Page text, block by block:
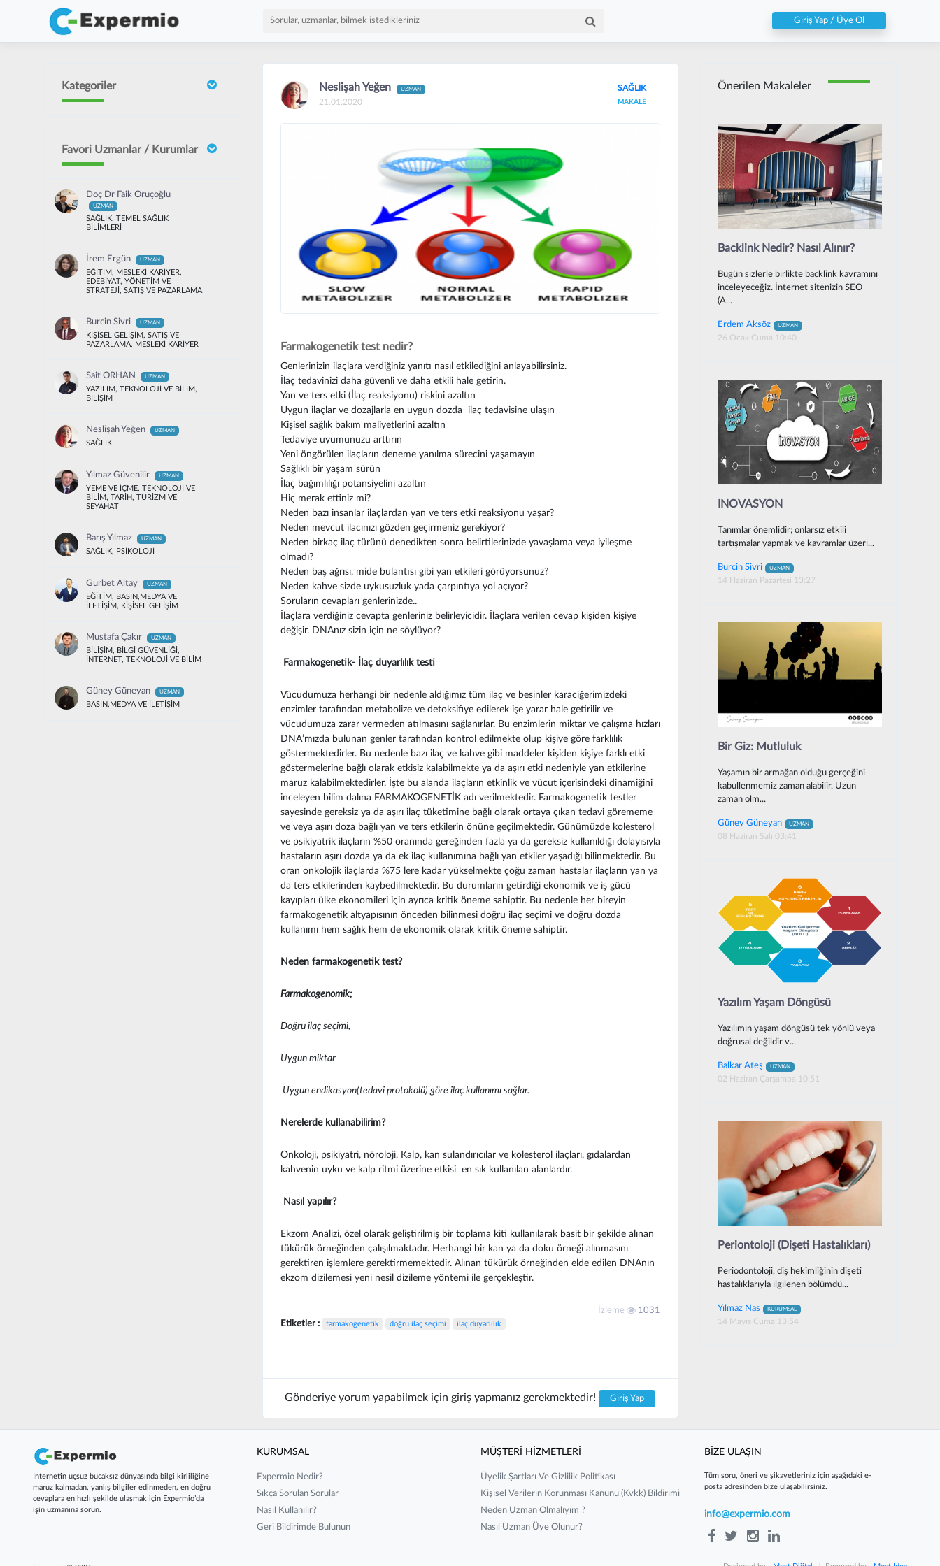
Giriş Yap / Üye Ol
Kategoriler
Favori Uzmanlar / Kurumlar
Doç Dr Faik Oruçoğlu
UZMAN
SAĞLIK, TEMEL SAĞLIK
BİLİMLERİ
İrem Ergün UZMAN
EĞİTİM, MESLEKİ KARİYER,
EDEBİYAT, YÖNETİM VE
STRATEJİ, SATIŞ VE PAZARLAMA
Burcin Sivri UZMAN
KİŞİSEL GELİŞİM, SATIŞ VE
PAZARLAMA, MESLEKİ KARİYER
Sait ORHAN UZMAN
YAZILIM, TEKNOLOJİ VE BİLİM,
BİLİŞİM
Neslişah Yeğen UZMAN
SAĞLIK
Yılmaz Güvenilir UZMAN
YEME VE İÇME, TEKNOLOJİ VE
BİLİM, TARİH, TURİZM VE
SEYAHAT
Barış Yılmaz UZMAN
SAĞLIK, PSİKOLOJİ
Gurbet Altay UZMAN
EĞİTİM, BASIN,MEDYA VE
İLETİŞİM, KİŞİSEL GELİŞİM
Mustafa Çakır UZMAN
BİLİŞİM, BİLGİ GÜVENLİĞİ,
İNTERNET, TEKNOLOJİ VE BİLİM
Güney Güneyan UZMAN
BASIN,MEDYA VE İLETİŞİM
Neslişah Yeğen UZMAN
21.01.2020
SAĞLIK
MAKALE
Farmakogenetik test nedir?
Genlerinizin ilaçlara verdiğiniz yanıtı nasıl etkilediğini anlayabilirsiniz.
İlaç tedavinizi daha güvenli ve daha etkili hale getirin.
Yan ve ters etki (İlaç reaksiyonu) riskini azaltın
Uygun ilaçlar ve dozajlarla en uygun dozda ilaç tedavisine ulaşın
Kişisel sağlık bakım maliyetlerini azaltın
Tedaviye uyumunuzu arttırın
Yeni öngörülen ilaçların deneme yanılma sürecini yaşamayın
Sağlıklı bir yaşam sürün
İlaç bağımlılığı potansiyelini azaltın
Hiç merak ettiniz mi?
Neden bazı insanlar ilaçlardan yan ve ters etki reaksiyonu yaşar?
Neden mevcut ilacınızı gözden geçirmeniz gerekiyor?
Neden birkaç ilaç türünü denedikten sonra belirtilerinizde yavaşlama veya iyileşme
olmadı?
Neden baş ağrısı, mide bulantısı gibi yan etkileri görüyorsunuz?
Neden kahve sizde uykusuzluk yada çarpıntıya yol açıyor?
Soruların cevapları genlerinizde..
İlaçlara verdiğiniz cevapta genleriniz belirleyicidir. İlaçlara verilen cevap kişiden kişiye
değişir. DNAnız sizin için ne söylüyor?
Farmakogenetik- İlaç duyarlılık testi
Vücudumuza herhangi bir nedenle aldığımız tüm ilaç ve besinler karaciğerimizdeki
enzimler tarafından metabolize ve detoksifiye edilerek işe yarar hale getirilir ve
vücudumuza zarar vermeden atılmasını sağlanırlar. Bu enzimlerin miktar ve çalışma hızları
DNA’mızda bulunan genler tarafından kontrol edilmekte olup kişiye göre farklılık
göstermektedirler. Bu nedenle bazı ilaç ve kahve gibi maddeler kişiden kişiye farklı etki
göstermelerine bağlı olarak etkisiz kalabilmekte ya da aşırı etki nedeniyle yan etkilerine
maruz kalabilmektedirler. İşte bu alanda ilaçların etkinlik ve vücut içerisindeki dinamiğini
inceleyen bilim dalına FARMAKOGENETİK adı verilmektedir. Farmakogenetik testler
sayesinde gereksiz ya da aşırı ilaç tüketimine bağlı olarak ortaya çıkan tedavi görememe
ve veya aşırı doza bağlı yan ve ters etkilerin önüne geçilmektedir. Günümüzde kolesterol
ve psikiyatrik ilaçların %50 oranında gereğinden fazla ya da gereksiz kullanıldığı dolayısıyla
hastaların aşırı dozda ya da ek ilaç kullanımına bağlı yan etkiler yaşadığı bilinmektedir. Bu
oran onkolojik ilaçlarda %75 lere kadar yükselmekte çoğu zaman hastalar ilaçların yan ya
da ters etkilerinden kaybedilmektedir. Bu durumların getirdiği ekonomik ve iş gücü
kayıpları ülke ekonomileri için ayrıca kritik öneme sahiptir. Bu nedenle her bireyin
farmakogenetik altyapısının önceden bilinmesi doğru ilaç seçimi ve doğru dozda
kullanımı hem sağlık hem de ekonomik olarak kritik öneme sahiptir.
Neden farmakogenetik test?
Farmakogenomik;
Doğru ilaç seçimi,
Uygun miktar
Uygun endikasyon(tedavi protokolü) göre ilaç kullanımı sağlar.
Nerelerde kullanabilirim?
Onkoloji, psikiyatri, nöroloji, Kalp, kan sulandırıcılar ve kolesterol ilaçları, gıdalardan
kahvenin uyku ve kalp ritmi üzerine etkisi en sık kullanılan alanlardır.
Nasıl yapılır?
Ekzom Analizi, özel olarak geliştirilmiş bir toplama kiti kullanılarak basit bir şekilde alınan
tükürük örneğinden çalışılmaktadır. Herhangi bir kan ya da doku örneği alınmasını
gerektiren işlemlere gerektirmemektedir. Alınan tükürük örneğinden elde edilen DNAnın
ekzom dizilemesi yeni nesil dizileme yöntemi ile gerçekleştir.
İzleme 1031
Etiketler : farmakogenetik doğru ilaç seçimi ilaç duyarlılık
Gönderiye yorum yapabilmek için giriş yapmanız gerekmektedir! Giriş Yap
Önerilen Makaleler
Backlink Nedir? Nasıl Alınır?
Bugün sizlerle birlikte backlink kavramını
inceleyeceğiz. İnternet sitenizin SEO
(A...
Erdem Aksöz UZMAN
26 Ocak Cuma 10:40
INOVASYON
Tanımlar önemlidir; onlarsız etkili
tartışmalar yapmak ve kavramlar üzeri...
Burcin Sivri UZMAN
14 Haziran Pazartesi 13:27
Bir Giz: Mutluluk
Yaşamın bir armağan olduğu gerçeğini
kabullenmemiz zaman alabilir. Uzun
zaman olm...
Güney Güneyan UZMAN
08 Haziran Salı 03:41
Yazılım Yaşam Döngüsü
Yazılımın yaşam döngüsü tek yönlü veya
doğrusal değildir v...
Balkar Ateş UZMAN
02 Haziran Çarşamba 10:51
Periontoloji (Dişeti Hastalıkları)
Periodontoloji, diş hekimliğinin dişeti
hastalıklarıyla ilgilenen bölümdü...
Yılmaz Nas KURUMSAL
14 Mayıs Cuma 13:54
İnternetin uçsuz bucaksız dünyasında bilgi kirliliğine
maruz kalmadan, yanlış bilgiler edinmeden, en doğru
cevaplara en hızlı şekilde ulaşmak için Expermio’da
işin uzmanına sorun.
KURUMSAL
Expermio Nedir?
Sıkça Sorulan Sorular
Nasıl Kullanılır?
Geri Bildirimde Bulunun
MÜŞTERİ HİZMETLERİ
Üyelik Şartları Ve Gizlilik Politikası
Kişisel Verilerin Korunması Kanunu (kvkk) Bildirimi
Neden Uzman Olmalıyım ?
Nasıl Uzman Üye Olunur?
BİZE ULAŞIN
Tüm soru, öneri ve şikayetleriniz için aşağıdaki e-
posta adresinden bize ulaşabilirsiniz.
info@expermio.com